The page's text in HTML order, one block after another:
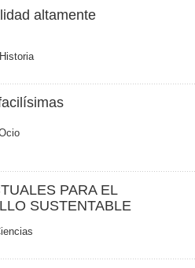
altamente
Historia
PARA EL
SUSTENTABLE